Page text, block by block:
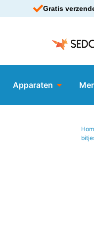
Gratis
Apparaten